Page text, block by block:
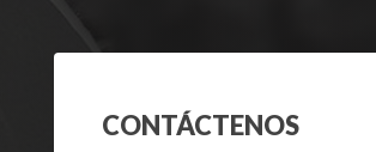
CONTÁCTENOS